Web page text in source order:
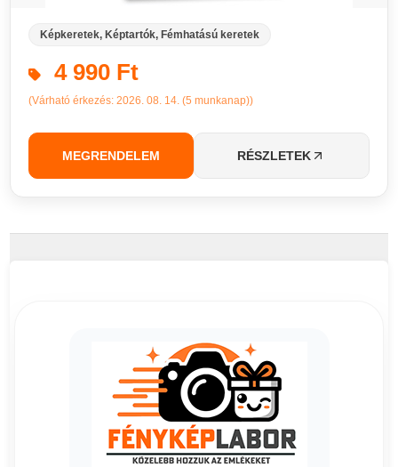
Képkeretek, Képtartók, Fémhatású keretek
4 990 Ft
(Várható érkezés: 2026. 08. 14. (5 munkanap))
MEGRENDELEM RÉSZLETEK